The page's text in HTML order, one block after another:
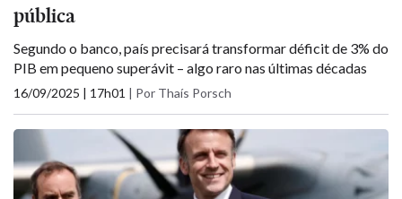
pública
Segundo o banco, país precisará transformar déficit de 3% do
PIB em pequeno superávit – algo raro nas últimas décadas
16/09/2025 | 17h01 | Por Thaís Porsch